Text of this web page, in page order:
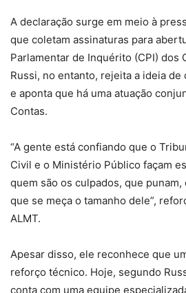
A declaração surge em meio à
que coletam assinaturas para
Parlamentar de Inquérito (CPI) dos
Russi, no entanto, rejeita a ideia de
e aponta que há uma atuação
Contas.
“A gente está confiando que o
Civil e o Ministério Público façam
quem são os culpados, que
que se meça o tamanho dele”,
ALMT.
Apesar disso, ele reconhece que
reforço técnico. Hoje, segundo
conta com uma equipe